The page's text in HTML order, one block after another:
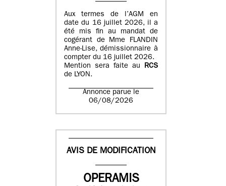
Aux termes de l’AGM en
date du 16 juillet 2026, il a
été mis fin au mandat de
cogérant de Mme FLANDIN
Anne-Lise, démissionnaire à
compter du 16 juillet 2026.
Mention sera faite au RCS
de LYON.
Annonce parue le
06/08/2026
AVIS DE MODIFICATION
OPERAMIS